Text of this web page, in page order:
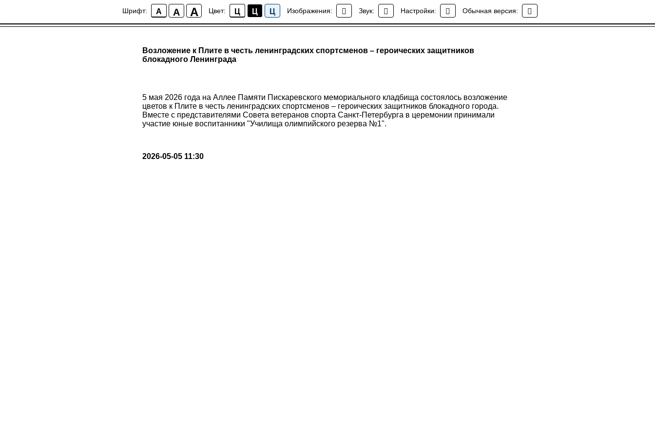
Шрифт: A A A Цвет: Ц Ц Ц Изображения: Звук: Настройки: Обычная версия:
Новости
Возложение к Плите в честь ленинградских спортсменов – героических защитников
блокадного Ленинграда
5 мая 2026 года на Аллее Памяти Пискаревского мемориального кладбища состоялось возложение
цветов к Плите в честь ленинградских спортсменов – героических защитников блокадного города.
Вместе с представителями Совета ветеранов спорта Санкт-Петербурга в церемонии принимали
участие юные воспитанники "Училища олимпийского резерва №1".
2026-05-05 11:30